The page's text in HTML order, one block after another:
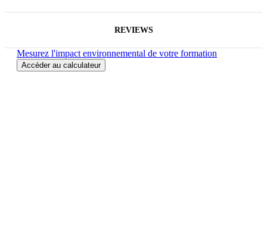
REVIEWS
Mesurez l'impact environnemental de votre formation
Accéder au calculateur